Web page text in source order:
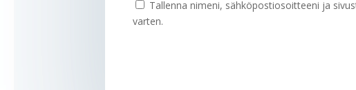
Tallenna nimeni, sähköpostiosoitteeni ja
varten.